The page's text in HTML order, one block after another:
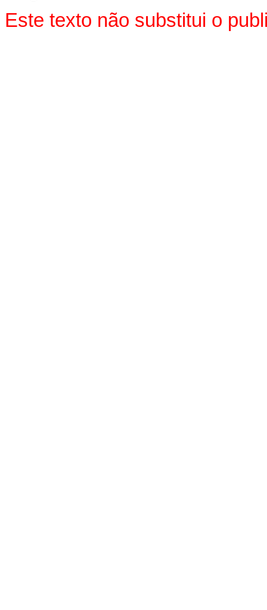
Este texto não substitui o